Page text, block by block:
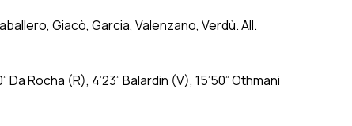
Giacò, Garcia, Valenzano, Verdù. All.
Da Rocha (R), 4’23” Balardin (V), 15’50” Othmani